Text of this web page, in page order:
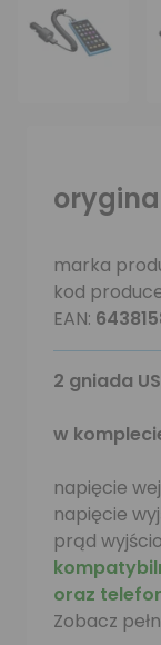
marka
kod
EAN:
2 gniada
w
napięcie
napięcie
prąd
oraz
Zobacz